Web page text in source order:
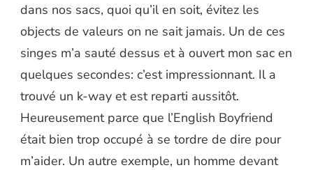
dans nos sacs, quoi qu’il en soit, évitez les
objects de valeurs on ne sait jamais. Un de ces
singes m’a sauté dessus et à ouvert mon sac en
quelques secondes: c’est impressionnant. Il a
trouvé un k-way et est reparti aussitôt.
Heureusement parce que l’English Boyfriend
était bien trop occupé à se tordre de dire pour
m’aider. Un autre exemple, un homme devant